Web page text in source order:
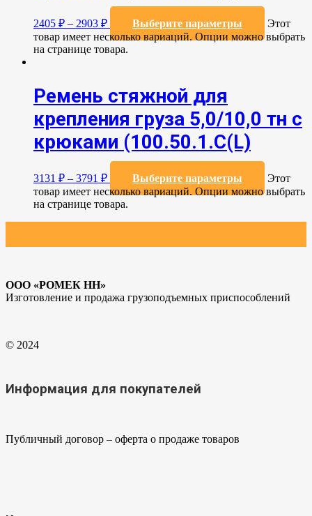
2405 ₽ – 2903 ₽ Выберите параметры
Этот
товар имеет несколько вариаций. Опции можно выбрать
на странице товара.
Ремень стяжной для
крепления груза 5,0/10,0 тн с
крюками (100.50.1.С(L)
3131 ₽ – 3791 ₽ Выберите параметры
Этот
товар имеет несколько вариаций. Опции можно выбрать
на странице товара.
ООО «РОМЕК НН»
Изготовление и продажа грузоподъемных приспособлений
© 2024
Информация для покупателей
Публичный договор – оферта о продаже товаров